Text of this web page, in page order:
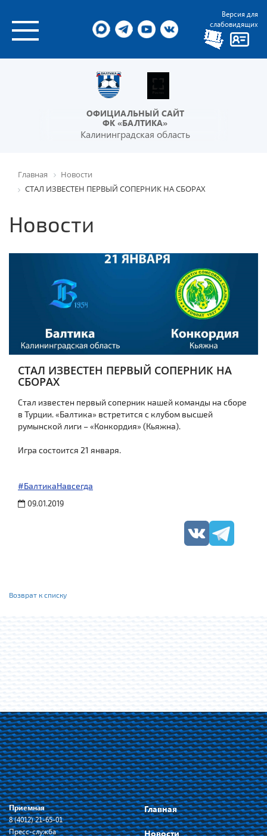
Версия для
слабовидящих
ОФИЦИАЛЬНЫЙ САЙТ
ФК «БАЛТИКА»
Калининградская область
Главная
Новости
СТАЛ ИЗВЕСТЕН ПЕРВЫЙ СОПЕРНИК НА СБОРАХ
Новости
СТАЛ ИЗВЕСТЕН ПЕРВЫЙ СОПЕРНИК НА
СБОРАХ
Стал известен первый соперник нашей команды на сборе
в Турции. «Балтика» встретится с клубом высшей
румынской лиги – «Конкордия» (Кьяжна).
Игра состоится 21 января.
#БалтикаНавсегда
09.01.2019
Возврат к списку
Приемная
8 (4012) 21-65-01
Пресс-служба
Главная
Новости